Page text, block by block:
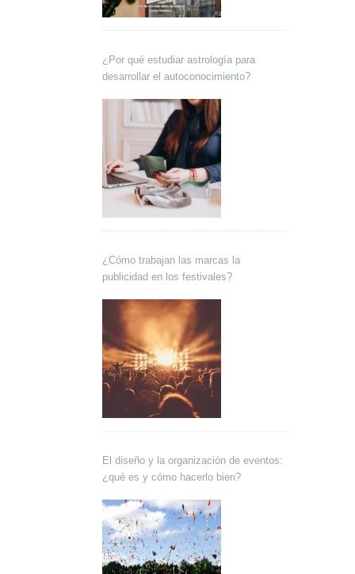
¿Por qué estudiar astrología para
desarrollar el autoconocimiento?
¿Cómo trabajan las marcas la
publicidad en los festivales?
El diseño y la organización de eventos:
¿qué es y cómo hacerlo bien?